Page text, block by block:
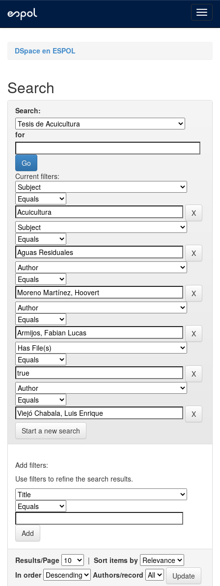
navigationDSpace en ESPOL
Search
Search:
for
Current filters:
Start a new search
Add filters:
Use filters to refine the search results.
Results/Page | Sort items by
In order
Authors/record